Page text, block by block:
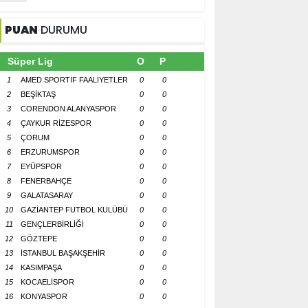
PUAN DURUMU
Süper Lig O P
1 AMED SPORTİF FAALİYETLER 0
0
2
BEŞİKTAŞ 0
0
3
CORENDON ALANYASPOR 0
0
4
ÇAYKUR RİZESPOR 0
0
5
ÇORUM 0
0
6
ERZURUMSPOR 0
0
7
EYÜPSPOR 0
0
8
FENERBAHÇE 0
0
9
GALATASARAY 0
0
10
GAZİANTEP FUTBOL KULÜBÜ 0
0
11
GENÇLERBİRLİĞİ 0
0
12
GÖZTEPE 0
0
13
İSTANBUL BAŞAKŞEHİR 0
0
14
KASIMPAŞA 0
0
15
KOCAELİSPOR 0
0
16
KONYASPOR 0
0